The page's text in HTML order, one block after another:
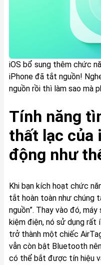
iOS bổ sung thêm chức
iPhone đã tắt nguồn!
nguồn rồi thì làm sao mà
Tính năng
thất lạc của
động như
Khi bạn kích hoạt chức
tắt hoàn toàn như chúng
nguồn”. Thay vào đó,
kiệm điện, nó sử dụng rất
trở thành một chiếc
vẫn còn bật Bluetooth
có thể bắt được tín hiệu